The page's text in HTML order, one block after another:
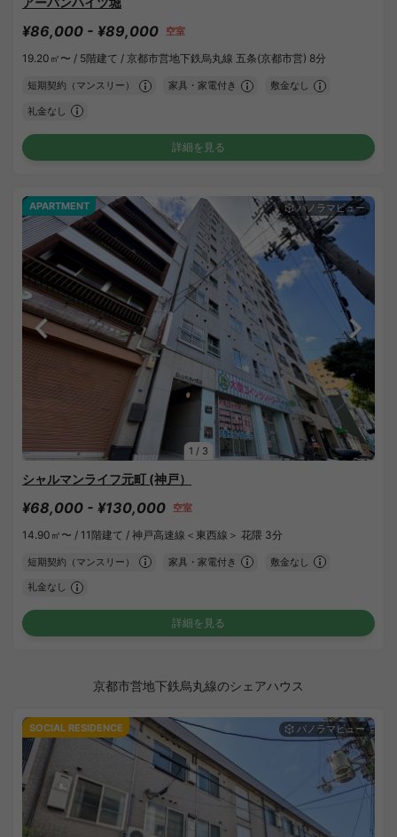
¥86,000 - ¥89,000 空室
19.20㎡〜 / 5階建て / 京都市営地下鉄烏丸線 五条(京都市営) 8分
短期契約（マンスリー） 家具・家電付き 敷金なし
礼金なし
詳細を見る
1 / 3
APARTMENT
シャルマンライフ元町 (神戸）
¥68,000 - ¥130,000 空室
14.90㎡〜 / 11階建て / 神戸高速線＜東西線＞ 花隈 3分
短期契約（マンスリー） 家具・家電付き 敷金なし
礼金なし
詳細を見る
京都市営地下鉄烏丸線のシェアハウス
SOCIAL RESIDENCE